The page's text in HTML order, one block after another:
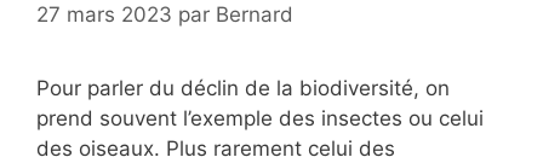
27 mars 2023 par Bernard
Pour parler du déclin de la biodiversité, on
prend souvent l’exemple des insectes ou celui
des oiseaux. Plus rarement celui des